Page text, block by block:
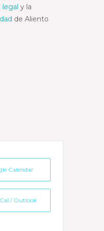
legal y la
de Aliento
Calendar
/ Outlook